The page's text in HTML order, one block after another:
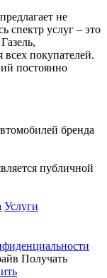
не
спектр услуг – это
покупателей.
постоянно
бренда
публичной
Услуги
Получать